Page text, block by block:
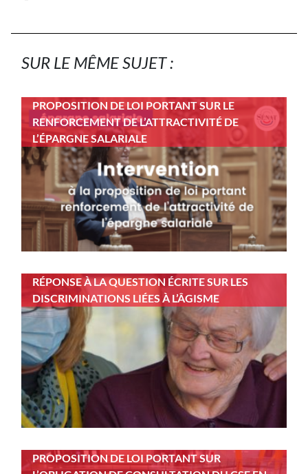
SUR LE MÊME SUJET :
PROPOSITION DE LOI PORTANT SUR LE
RENFORCEMENT DE L’ATTRACTIVITÉ DE
L’ÉPARGNE SALARIALE
RÉPONSE À LA QUESTION ÉCRITE SUR LES
DISCRIMINATIONS LIÉES À L’ÂGISME
PROPOSITION DE LOI PORTANT SUR